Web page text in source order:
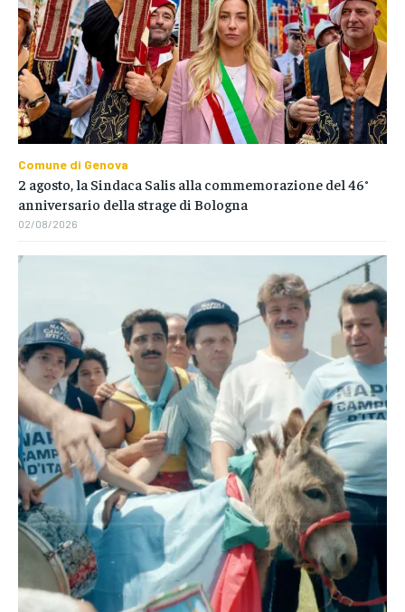
Comune di Genova
2 agosto, la Sindaca Salis alla commemorazione del 46°
anniversario della strage di Bologna
02/08/2026